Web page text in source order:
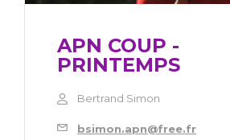
APN COUP -
PRINTEMPS
Bertrand Simon
bsimon.apn@free.fr